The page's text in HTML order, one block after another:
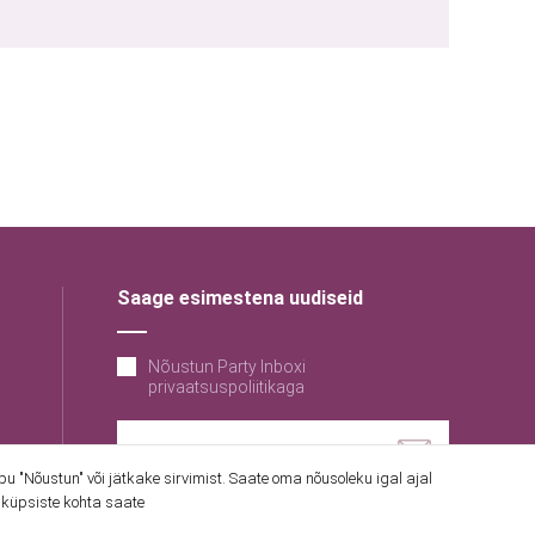
Saage esimestena uudiseid
Nõustun Party Inboxi
privaatsuspoliitikaga
või jätkake sirvimist. Saate oma nõusoleku igal ajal
kohta saate